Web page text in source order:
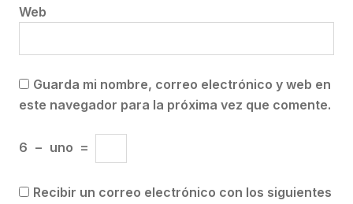
Web
Guarda mi nombre, correo electrónico y web en
este navegador para la próxima vez que comente.
6 − uno =
Recibir un correo electrónico con los siguientes